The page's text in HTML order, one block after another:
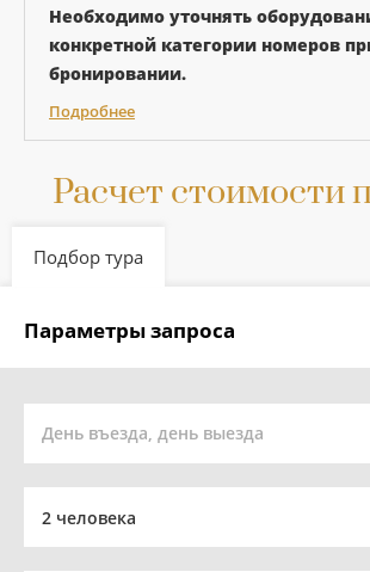
Необходимо уточнять
конкретной категории номеров
бронировании.
Подробнее
Расчет стоимости
Подбор тура
Параметры запроса
День въезда, день выезда
2 человека